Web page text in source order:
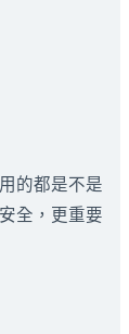
的都是不是
全，更重要